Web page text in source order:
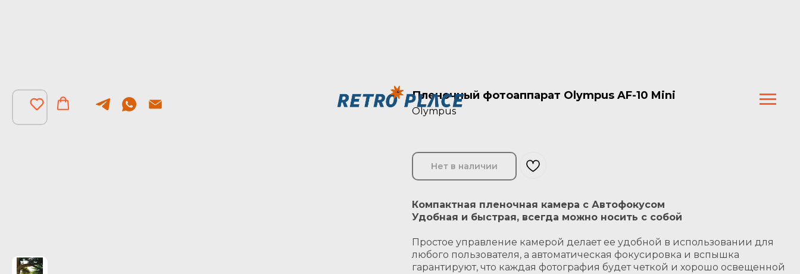
Пленочный фотоаппарат Olympus AF-10 Mini
Olympus
Нет в наличии
Компактная пленочная камера с Автофокусом
Удобная и быстрая, всегда можно носить с собой
Простое управление камерой делает ее удобной в использовании для
любого пользователя, а автоматическая фокусировка и вспышка
гарантируют, что каждая фотография будет четкой и хорошо освещенной